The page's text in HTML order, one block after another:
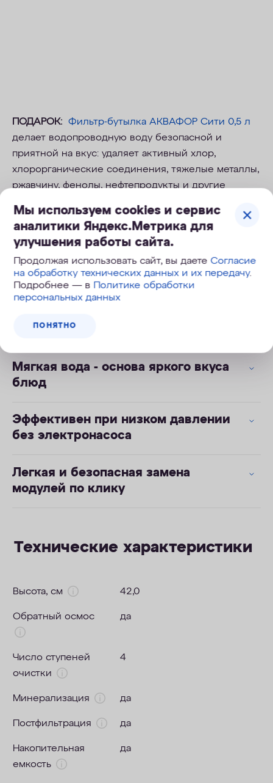
ПОДАРОК: Фильтр-бутылка АКВАФОР Сити 0,5 л
делает водопроводную воду безопасной и
приятной на вкус: удаляет активный хлор,
хлорорганические соединения, тяжелые металлы,
ржавчину, фенолы, нефтепродукты и другие
Экономит до 9 тонн воды в год
Мягкая вода - основа яркого вкуса
блюд
Эффективен при низком давлении
без электронасоса
Легкая и безопасная замена
модулей по клику
Технические характеристики
Высота, см 42,0
Обратный осмос да
Число ступеней
очистки
4
Минерализация да
Постфильтрация да
Накопительная
емкость
да
Мы используем cookies и сервис
аналитики Яндекс.Метрика для
улучшения работы сайта.
Продолжая использовать сайт, вы даетеСогласие
на обработку технических данных и их передачу.
Подробнее — в Политике обработки
персональных данных
ПОНЯТНО